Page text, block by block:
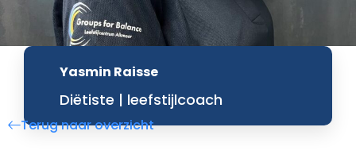
Yasmin Raisse
Diëtiste | leefstijlcoach
Terug naar overzicht